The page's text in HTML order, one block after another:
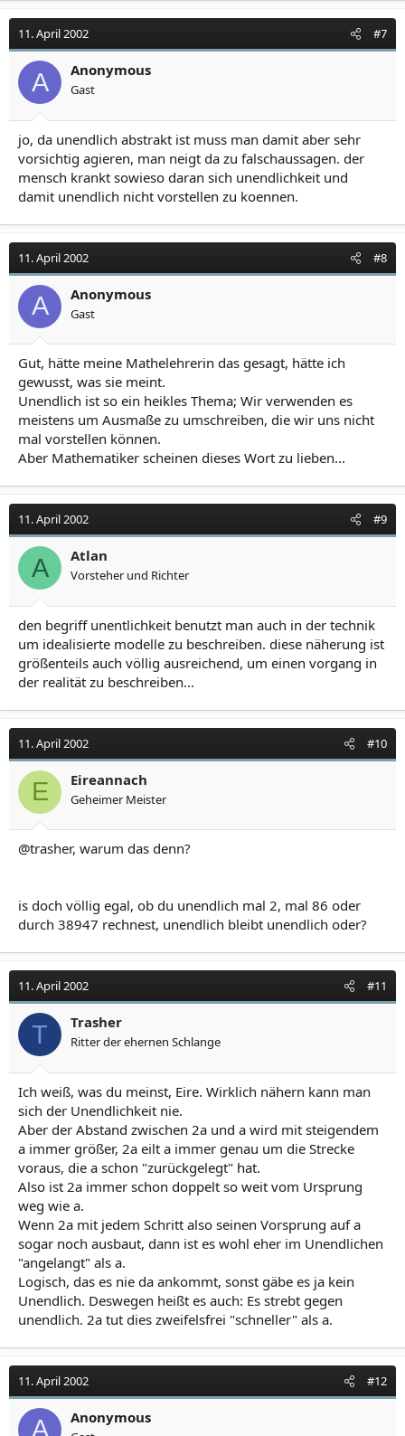
11. April 2002 #7
A Anonymous
Gast
jo, da unendlich abstrakt ist muss man damit aber sehr
vorsichtig agieren, man neigt da zu falschaussagen. der
mensch krankt sowieso daran sich unendlichkeit und
damit unendlich nicht vorstellen zu koennen.
11. April 2002 #8
A Anonymous
Gast
Gut, hätte meine Mathelehrerin das gesagt, hätte ich
gewusst, was sie meint.
Unendlich ist so ein heikles Thema; Wir verwenden es
meistens um Ausmaße zu umschreiben, die wir uns nicht
mal vorstellen können.
Aber Mathematiker scheinen dieses Wort zu lieben...
11. April 2002 #9
A Atlan
Vorsteher und Richter
den begriff unentlichkeit benutzt man auch in der technik
um idealisierte modelle zu beschreiben. diese näherung ist
größenteils auch völlig ausreichend, um einen vorgang in
der realität zu beschreiben...
11. April 2002 #10
E Eireannach
Geheimer Meister
@trasher, warum das denn?
is doch völlig egal, ob du unendlich mal 2, mal 86 oder
durch 38947 rechnest, unendlich bleibt unendlich oder?
11. April 2002 #11
T Trasher
Ritter der ehernen Schlange
Ich weiß, was du meinst, Eire. Wirklich nähern kann man
sich der Unendlichkeit nie.
Aber der Abstand zwischen 2a und a wird mit steigendem
a immer größer, 2a eilt a immer genau um die Strecke
voraus, die a schon "zurückgelegt" hat.
Also ist 2a immer schon doppelt so weit vom Ursprung
weg wie a.
Wenn 2a mit jedem Schritt also seinen Vorsprung auf a
sogar noch ausbaut, dann ist es wohl eher im Unendlichen
"angelangt" als a.
Logisch, das es nie da ankommt, sonst gäbe es ja kein
Unendlich. Deswegen heißt es auch: Es strebt gegen
unendlich. 2a tut dies zweifelsfrei "schneller" als a.
11. April 2002 #12
A Anonymous